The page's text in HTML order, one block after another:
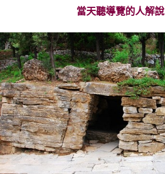
當天聽導覽的人解說